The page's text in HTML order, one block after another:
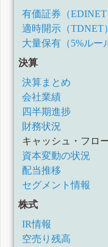
有価証券（EDINET
適時開示（TDNET）
大量保有（5%ルー
決算
決算まとめ
会社業績
四半期進捗
財務状況
キャッシュ・フロ
資本変動の状況
配当推移
セグメント情報
株式
IR情報
空売り残高